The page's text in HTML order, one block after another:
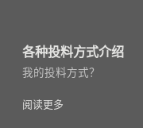
各种投料方式介绍
我的投料方式？
阅读更多